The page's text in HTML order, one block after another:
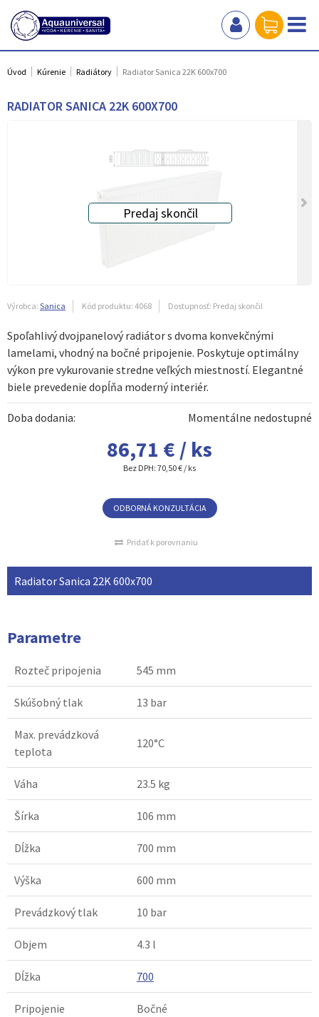
Úvod Kúrenie Radiátory Radiator Sanica 22K 600x700
RADIATOR SANICA 22K 600X700
Výrobca: Sanica Kód produktu: 4068 Dostupnosť: Predaj skončil
Spoľahlivý dvojpanelový radiátor s dvoma konvekčnými
lamelami, vhodný na bočné pripojenie. Poskytuje optimálny
výkon pre vykurovanie stredne veľkých miestností. Elegantné
biele prevedenie dopĺňa moderný interiér.
Doba dodania: Momentálne nedostupné
86,71 € / ks
Bez DPH: 70,50 € / ks
ODBORNÁ KONZULTÁCIA
Pridať k porovnaniu
Radiator Sanica 22K 600x700
Parametre
Rozteč pripojenia 545 mm
Skúšobný tlak 13 bar
Max. prevádzková
teplota
120°C
Váha 23.5 kg
Šírka 106 mm
Dĺžka 700 mm
Výška 600 mm
Prevádzkový tlak 10 bar
Objem 4.3 l
Dĺžka 700
Pripojenie Bočné